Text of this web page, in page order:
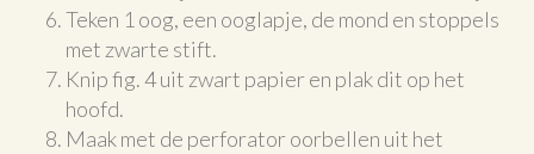
Teken 1 oog, een ooglapje, de mond en stoppels
met zwarte stift.
Knip fig. 4 uit zwart papier en plak dit op het
hoofd.
Maak met de perforator oorbellen uit het